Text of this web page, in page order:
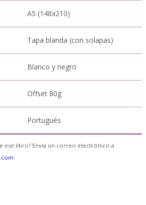
A5 (148x210)
Tapa blanda (con solapas)
Blanco y negro
Offset 80g
Portugués
ese libro? Envía un correo electrónico a